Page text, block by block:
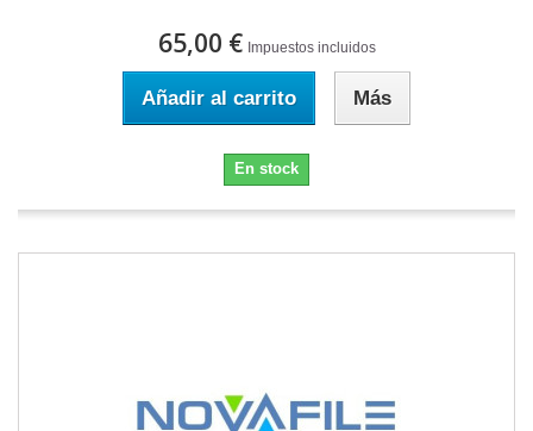
65,00 € Impuestos incluidos
Añadir al carrito Más
En stock